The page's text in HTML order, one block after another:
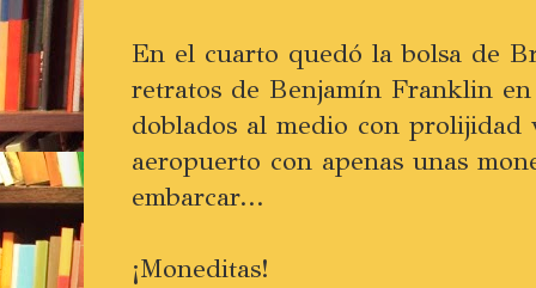
En el cuarto quedó la bolsa de
retratos de Benjamín Franklin
doblados al medio con
aeropuerto con apenas unas
embarcar...
¡Moneditas!